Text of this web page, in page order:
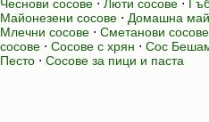
Чеснови сосове ⋅ Люти сосове ⋅
Майонезени сосове ⋅ Домашна
Млечни сосове ⋅ Сметанови сосове
сосове ⋅ Сосове с хрян ⋅ Сос
Песто ⋅ Сосове за пици и паста